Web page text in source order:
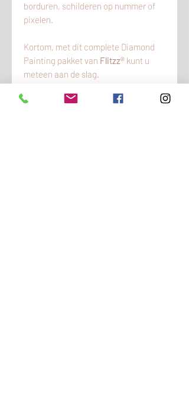
borduren, schilderen op nummer of
pixelen.
Kortom, met dit complete Diamond
Painting pakket van Flitzz® kunt u
meteen aan de slag.